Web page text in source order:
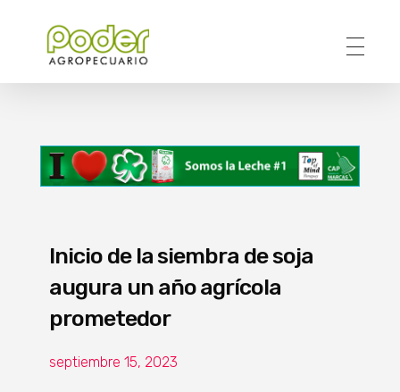
Inicio de la siembra de soja
augura un año agrícola
prometedor
septiembre 15, 2023